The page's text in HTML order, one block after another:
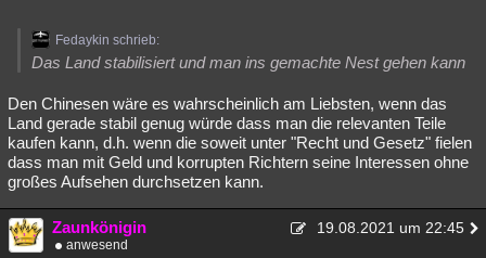
Fedaykin schrieb:
Das Land stabilisiert und man ins gemachte Nest gehen kann
Den Chinesen wäre es wahrscheinlich am Liebsten, wenn das
Land gerade stabil genug würde dass man die relevanten Teile
kaufen kann, d.h. wenn die soweit unter "Recht und Gesetz" fielen
dass man mit Geld und korrupten Richtern seine Interessen ohne
großes Aufsehen durchsetzen kann.
Zaunkönigin 19.08.2021 um 22:45
anwesend